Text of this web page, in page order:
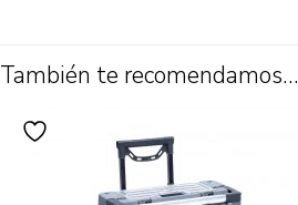
También te recomendamos…